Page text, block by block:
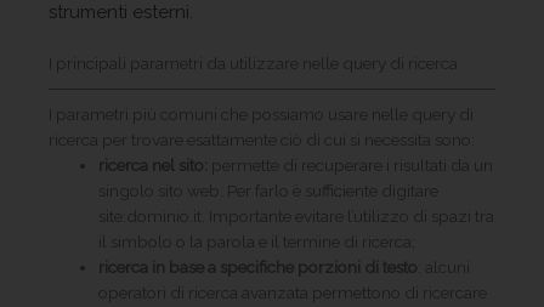
strumenti esterni.
I principali parametri da utilizzare nelle query di ricerca
I parametri più comuni che possiamo usare nelle query di
ricerca per trovare esattamente ciò di cui si necessita sono:
ricerca nel sito: permette di recuperare i risultati da un
singolo sito web. Per farlo è sufficiente digitare
site:dominio.it. Importante evitare l’utilizzo di spazi tra
il simbolo o la parola e il termine di ricerca;
ricerca in base a specifiche porzioni di testo : alcuni
operatori di ricerca avanzata permettono di ricercare